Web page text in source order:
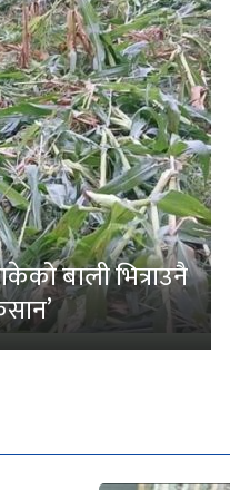
बाली भित्राउनै